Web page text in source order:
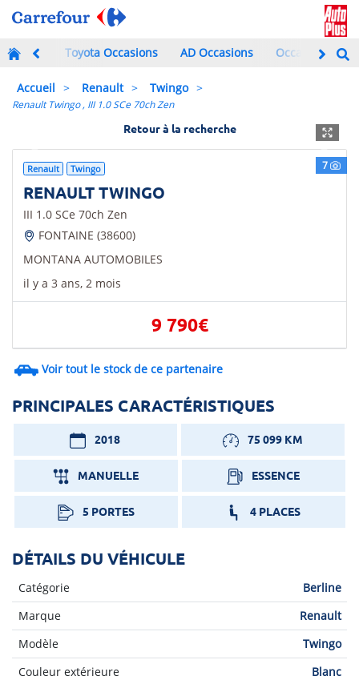
Toyota Occasions AD Occasions Occasions à
Accueil Renault Twingo
Renault Twingo , III 1.0 SCe 70ch Zen
Retour à la recherche
7
Next
Renault Twingo
RENAULT TWINGO
III 1.0 SCe 70ch Zen
FONTAINE (38600)
MONTANA AUTOMOBILES
il y a 3 ans, 2 mois
9 790€
Voir tout le stock de ce partenaire
PRINCIPALES CARACTÉRISTIQUES
2018 75 099 KM
MANUELLE ESSENCE
5 PORTES 4 PLACES
DÉTAILS DU VÉHICULE
Catégorie
Berline
Marque
Renault
Modèle
Twingo
Couleur extérieure
Blanc